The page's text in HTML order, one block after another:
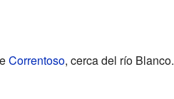
Correntoso, cerca del río Blanco.